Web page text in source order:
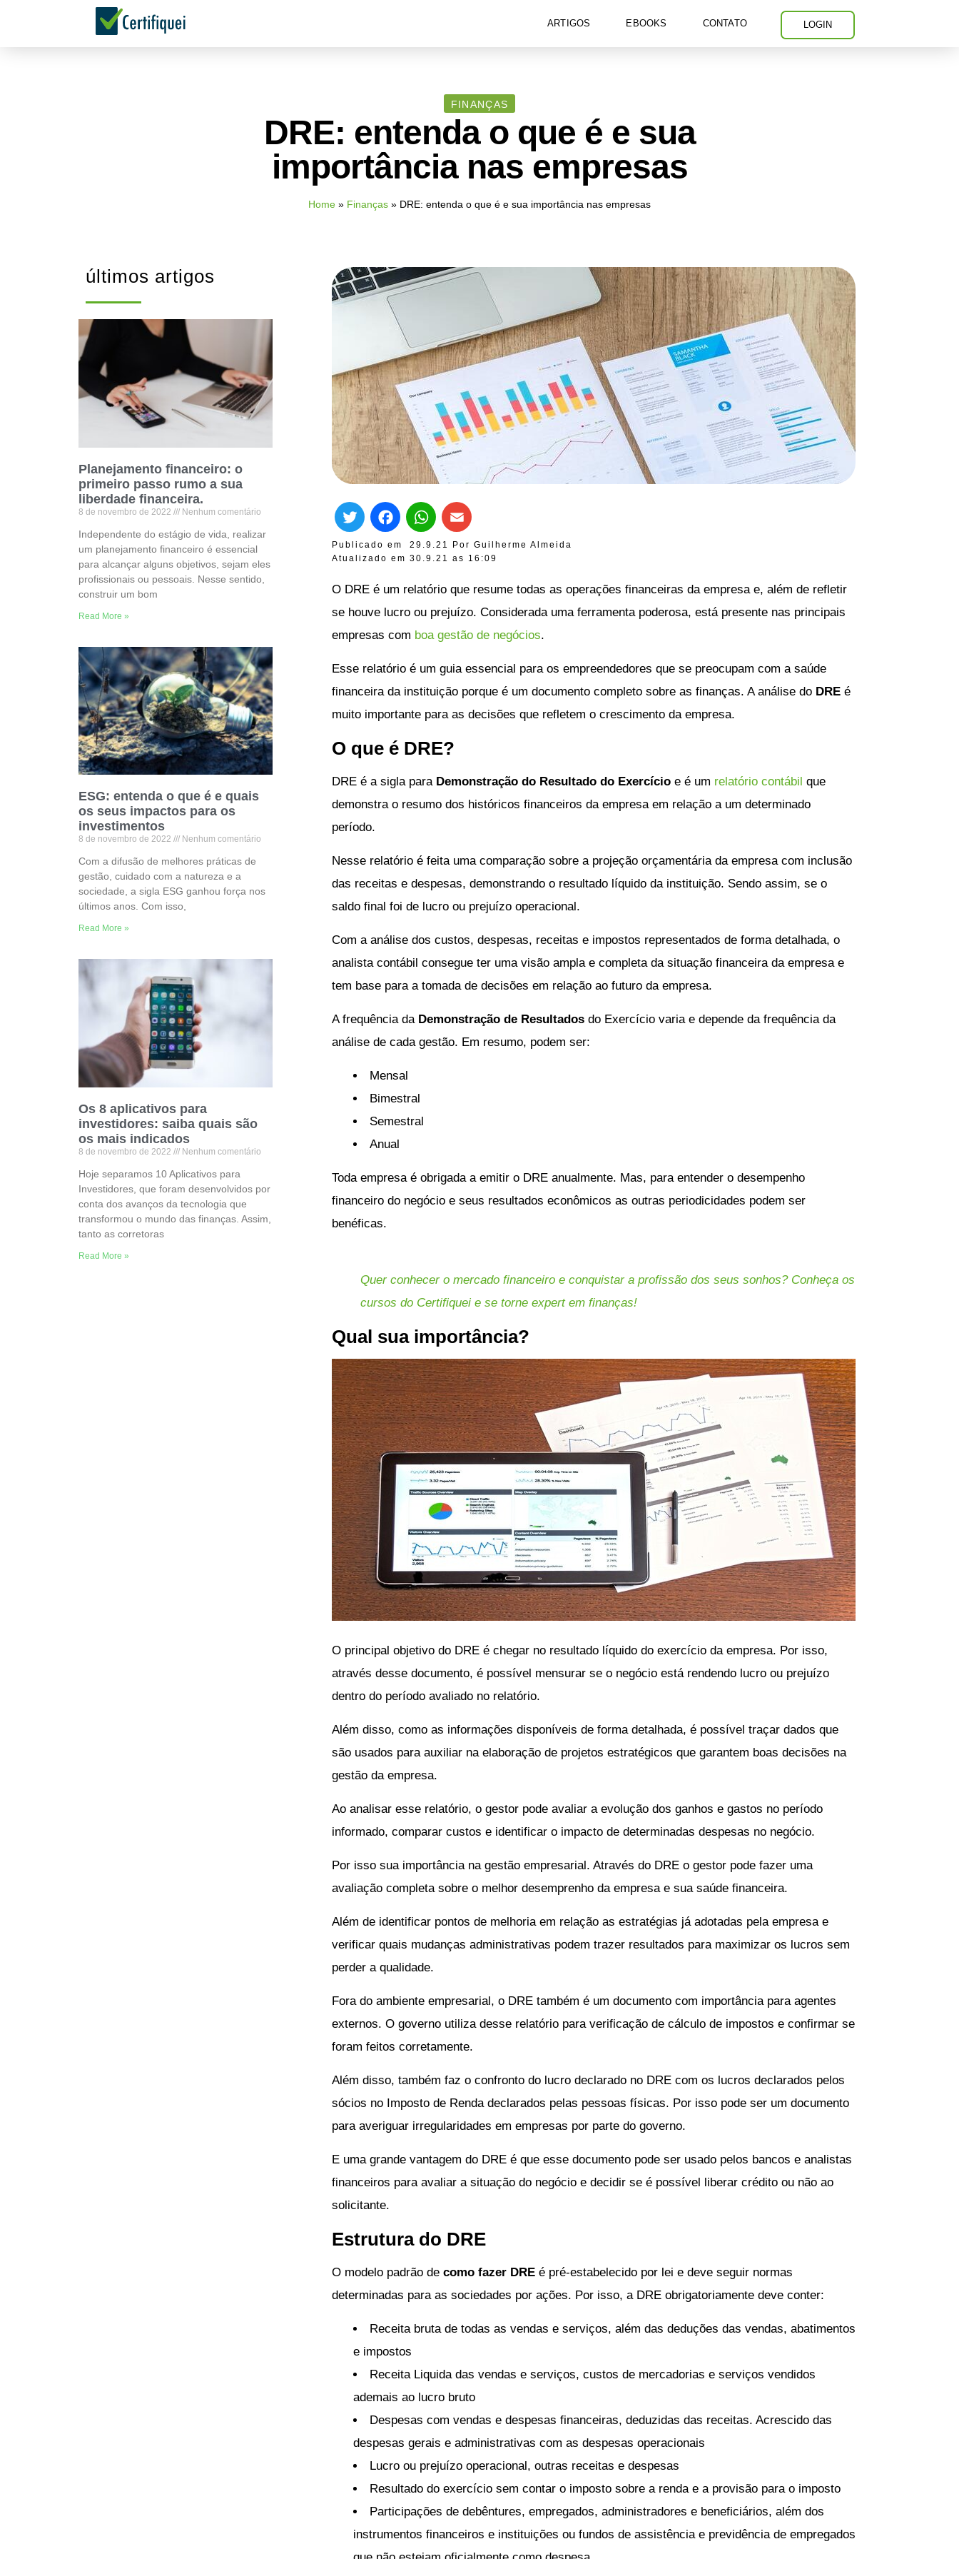
ARTIGOS EBOOKS CONTATO LOGIN
FINANÇAS
DRE: entenda o que é e sua
importância nas empresas
Home » Finanças » DRE: entenda o que é e sua importância nas empresas
últimos artigos
Planejamento financeiro: o
primeiro passo rumo a sua
liberdade financeira.
8 de novembro de 2022 Nenhum comentário
Independente do estágio de vida, realizar
um planejamento financeiro é essencial
para alcançar alguns objetivos, sejam eles
profissionais ou pessoais. Nesse sentido,
construir um bom
Read More »
ESG: entenda o que é e quais
os seus impactos para os
investimentos
8 de novembro de 2022 Nenhum comentário
Com a difusão de melhores práticas de
gestão, cuidado com a natureza e a
sociedade, a sigla ESG ganhou força nos
últimos anos. Com isso,
Read More »
Os 8 aplicativos para
investidores: saiba quais são
os mais indicados
8 de novembro de 2022 Nenhum comentário
Hoje separamos 10 Aplicativos para
Investidores, que foram desenvolvidos por
conta dos avanços da tecnologia que
transformou o mundo das finanças. Assim,
tanto as corretoras
Read More »
Publicado em 29.9.21 Por Guilherme Almeida
Atualizado em 30.9.21 as 16:09
TwitterFacebook
WhatsApp
O DRE é um relatório que resume todas as operações financeiras da empresa e, além de refletir
se houve lucro ou prejuízo. Considerada uma ferramenta poderosa, está presente nas principais
empresas com boa gestão de negócios.
Esse relatório é um guia essencial para os empreendedores que se preocupam com a saúde
financeira da instituição porque é um documento completo sobre as finanças. A análise do DRE é
muito importante para as decisões que refletem o crescimento da empresa.
O que é DRE?
DRE é a sigla para Demonstração do Resultado do Exercício e é um relatório contábil que
demonstra o resumo dos históricos financeiros da empresa em relação a um determinado
período.
Nesse relatório é feita uma comparação sobre a projeção orçamentária da empresa com inclusão
das receitas e despesas, demonstrando o resultado líquido da instituição. Sendo assim, se o
saldo final foi de lucro ou prejuízo operacional.
Com a análise dos custos, despesas, receitas e impostos representados de forma detalhada, o
analista contábil consegue ter uma visão ampla e completa da situação financeira da empresa e
tem base para a tomada de decisões em relação ao futuro da empresa.
A frequência da Demonstração de Resultados do Exercício varia e depende da frequência da
análise de cada gestão. Em resumo, podem ser:
Mensal
Bimestral
Semestral
Anual
Toda empresa é obrigada a emitir o DRE anualmente. Mas, para entender o desempenho
financeiro do negócio e seus resultados econômicos as outras periodicidades podem ser
benéficas.
Quer conhecer o mercado financeiro e conquistar a profissão dos seus sonhos? Conheça os
cursos do Certifiquei e se torne expert em finanças!
Qual sua importância?
O principal objetivo do DRE é chegar no resultado líquido do exercício da empresa. Por isso,
através desse documento, é possível mensurar se o negócio está rendendo lucro ou prejuízo
dentro do período avaliado no relatório.
Além disso, como as informações disponíveis de forma detalhada, é possível traçar dados que
são usados para auxiliar na elaboração de projetos estratégicos que garantem boas decisões na
gestão da empresa.
Ao analisar esse relatório, o gestor pode avaliar a evolução dos ganhos e gastos no período
informado, comparar custos e identificar o impacto de determinadas despesas no negócio.
Por isso sua importância na gestão empresarial. Através do DRE o gestor pode fazer uma
avaliação completa sobre o melhor desemprenho da empresa e sua saúde financeira.
Além de identificar pontos de melhoria em relação as estratégias já adotadas pela empresa e
verificar quais mudanças administrativas podem trazer resultados para maximizar os lucros sem
perder a qualidade.
Fora do ambiente empresarial, o DRE também é um documento com importância para agentes
externos. O governo utiliza desse relatório para verificação de cálculo de impostos e confirmar se
foram feitos corretamente.
Além disso, também faz o confronto do lucro declarado no DRE com os lucros declarados pelos
sócios no Imposto de Renda declarados pelas pessoas físicas. Por isso pode ser um documento
para averiguar irregularidades em empresas por parte do governo.
E uma grande vantagem do DRE é que esse documento pode ser usado pelos bancos e analistas
financeiros para avaliar a situação do negócio e decidir se é possível liberar crédito ou não ao
solicitante.
Estrutura do DRE
O modelo padrão de como fazer DRE é pré-estabelecido por lei e deve seguir normas
determinadas para as sociedades por ações. Por isso, a DRE obrigatoriamente deve conter:
Receita bruta de todas as vendas e serviços, além das deduções das vendas, abatimentos
e impostos
Receita Liquida das vendas e serviços, custos de mercadorias e serviços vendidos
ademais ao lucro bruto
Despesas com vendas e despesas financeiras, deduzidas das receitas. Acrescido das
despesas gerais e administrativas com as despesas operacionais
Lucro ou prejuízo operacional, outras receitas e despesas
Resultado do exercício sem contar o imposto sobre a renda e a provisão para o imposto
Participações de debêntures, empregados, administradores e beneficiários, além dos
instrumentos financeiros e instituições ou fundos de assistência e previdência de empregados